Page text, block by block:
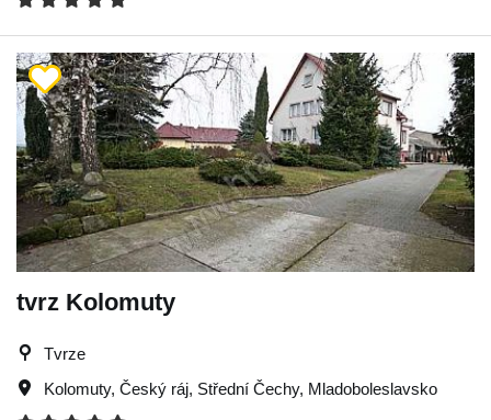
tvrz Kolomuty
Tvrze
Kolomuty, Český ráj, Střední Čechy, Mladoboleslavsko